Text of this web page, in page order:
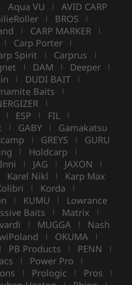
Aqua VU | AVID CARP
| BROS |
| CARP MARKER |
| Carp Porter |
Spirit | Carprus |
| DAM | Deeper |
| DUDI BAIT |
Baits |
|
| ESP | FIL |
| GABY | Gamakatsu
| GREYS | GURU
| Holdcarp |
Inni | JAG | JAXON |
Karel Nikl | Karp Max
| Korda |
| KUMU | Lowrance
Baits | Matrix |
| MUGGA | Nash
| OKUMA |
| PB Products | PENN |
| Power Pro |
| Prologic | Pros |